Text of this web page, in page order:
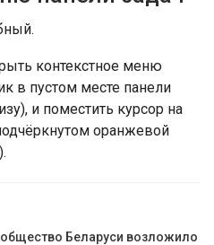
контекстное меню
в пустом месте панели
и поместить курсор на
оранжевой
Беларуси возложило